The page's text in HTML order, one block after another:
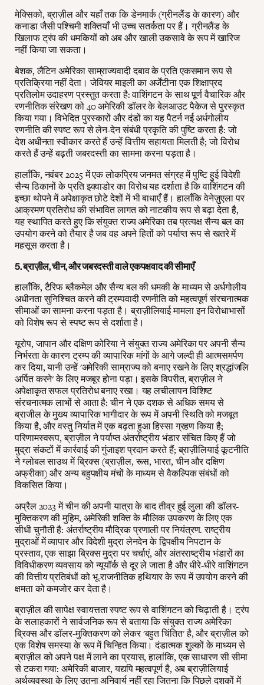
मेक्सिको, ब्राज़ील और यहाँ तक कि डेनमार्क (ग्रीनलैंड के कारण) और
कनाडा जैसी पश्चिमी शक्तियाँ भी उच्च सतर्कता पर हैं। ग्रीनलैंड के
खिलाफ ट्रंप की धमकियों को अब और खाली उकसावे के रूप में खारिज
नहीं किया जा सकता।
बेशक, लैटिन अमेरिका साम्राज्यवादी दबाव के प्रति एकसमान रूप से
प्रतिक्रिया नहीं देता। जेवियर माइली का अर्जेंटीना एक शिक्षाप्रद
प्रतिलोम उदाहरण प्रस्तुत करता है: वाशिंगटन के साथ पूर्ण वैचारिक और
रणनीतिक संरेखण को 40 अमेरिकी डॉलर के बेलआउट पैकेज से पुरस्कृत
किया गया। विभेदित पुरस्कारों और दंडों का यह पैटर्न नई अर्धगोलीय
रणनीति की स्पष्ट रूप से लेन-देन संबंधी प्रकृति की पुष्टि करता है: जो
देश अधीनता स्वीकार करते हैं उन्हें वित्तीय सहायता मिलती है; जो विरोध
करते हैं उन्हें बढ़ती जबरदस्ती का सामना करना पड़ता है।
हालाँकि, नवंबर 2025 में एक लोकप्रिय जनमत संग्रह में पुष्टि हुई विदेशी
सैन्य ठिकानों के प्रति इक्वाडोर का विरोध यह दर्शाता है कि वाशिंगटन की
इच्छा थोपने में अपेक्षाकृत छोटे देशों में भी बाधाएँ हैं। हालाँकि वेनेज़ुएला पर
आक्रमण प्रतिरोध की संभावित लागत को नाटकीय रूप से बढ़ा देता है,
यह स्थापित करते हुए कि संयुक्त राज्य अमेरिका तब प्रत्यक्ष सैन्य बल का
उपयोग करने को तैयार है जब वह अपने हितों को पर्याप्त रूप से खतरे में
महसूस करता है।
5. ब्राज़ील, चीन, और जबरदस्ती वाले एकपक्षवाद की सीमाएँ
हालाँकि, टैरिफ ब्लैकमेल और सैन्य बल की धमकी के माध्यम से अर्धगोलीय
अधीनता सुनिश्चित करने की ट्रम्पवादी रणनीति को महत्वपूर्ण संरचनात्मक
सीमाओं का सामना करना पड़ता है। ब्राज़ीलियाई मामला इन विरोधाभासों
को विशेष रूप से स्पष्ट रूप से दर्शाता है।
यूरोप, जापान और दक्षिण कोरिया ने संयुक्त राज्य अमेरिका पर अपनी सैन्य
निर्भरता के कारण ट्रम्प की व्यापारिक मांगों के आगे जल्दी ही आत्मसमर्पण
कर दिया, यानी उन्हें 'अमेरिकी साम्राज्य को बनाए रखने के लिए श्रद्धांजलि
अर्पित करने' के लिए मजबूर होना पड़ा। इसके विपरीत, ब्राज़ील ने
अपेक्षाकृत सफल प्रतिरोध बनाए रखा। यह लचीलापन विशिष्ट
संरचनात्मक लाभों से आता है: चीन ने एक दशक से अधिक समय से
ब्राजील के मुख्य व्यापारिक भागीदार के रूप में अपनी स्थिति को मजबूत
किया है, और वस्तु निर्यात में एक बढ़ता हुआ हिस्सा ग्रहण किया है;
परिणामस्वरूप, ब्राज़ील ने पर्याप्त अंतर्राष्ट्रीय भंडार संचित किए हैं जो
मुद्रा संकटों में कार्रवाई की गुंजाइश प्रदान करते हैं; ब्राज़ीलियाई कूटनीति
ने ग्लोबल साउथ में ब्रिक्स (ब्राज़ील, रूस, भारत, चीन और दक्षिण
अफ्रीका) और अन्य बहुपक्षीय मंचों के माध्यम से वैकल्पिक संबंधों को
विकसित किया।
अप्रैल 2023 में चीन की अपनी यात्रा के बाद तीव्र हुई लुला की डॉलर-
मुक्तिकरण की मुहिम, अमेरिकी शक्ति के मौलिक उपकरण के लिए एक
सीधी चुनौती है: अंतर्राष्ट्रीय मौद्रिक प्रणाली पर नियंत्रण. राष्ट्रीय
मुद्राओं में व्यापार और विदेशी मुद्रा लेनदेन के द्विपक्षीय निपटान के
प्रस्ताव, एक साझा ब्रिक्स मुद्रा पर चर्चाएं, और अंतरराष्ट्रीय भंडारों का
विविधीकरण व्यवसाय को न्यूयॉर्क से दूर ले जाता है और धीरे-धीरे वाशिंगटन
की वित्तीय प्रतिबंधों को भू-राजनीतिक हथियार के रूप में उपयोग करने की
क्षमता को कमजोर कर देता है।
ब्राज़ील की सापेक्ष स्वायत्तता स्पष्ट रूप से वाशिंगटन को चिढ़ाती है। ट्रंप
के सलाहकारों ने सार्वजनिक रूप से बताया कि संयुक्त राज्य अमेरिका
ब्रिक्स और डॉलर-मुक्तिकरण को लेकर 'बहुत चिंतित' है, और ब्राज़ील को
एक विशेष समस्या के रूप में चिन्हित किया। दंडात्मक शुल्कों के माध्यम से
ब्राज़ील को अपने पक्ष में लाने का प्रयास, हालांकि, एक साधारण सी सीमा
से टकरा गया: अमेरिकी बाजार, यद्यपि महत्वपूर्ण है, अब ब्राज़ीलियाई
अर्थव्यवस्था के लिए उतना अनिवार्य नहीं रहा जितना कि पिछले दशकों में